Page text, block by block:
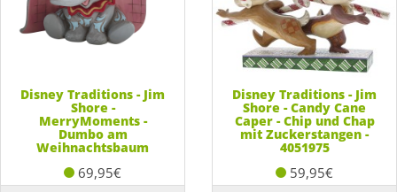
Disney Traditions - Jim
Shore -
MerryMoments -
Dumbo am
Weihnachtsbaum
69,95€
Disney Traditions - Jim
Shore - Candy Cane
Caper - Chip und Chap
mit Zuckerstangen -
4051975
59,95€